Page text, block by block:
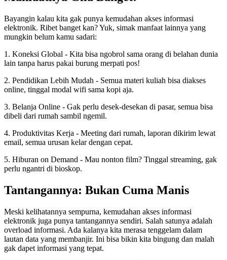
Bayangin kalau kita gak punya kemudahan akses informasi
elektronik. Ribet banget kan? Yuk, simak manfaat lainnya yang
mungkin belum kamu sadari:
1. Koneksi Global - Kita bisa ngobrol sama orang di belahan dunia
lain tanpa harus pakai burung merpati pos!
2. Pendidikan Lebih Mudah - Semua materi kuliah bisa diakses
online, tinggal modal wifi sama kopi aja.
3. Belanja Online - Gak perlu desek-desekan di pasar, semua bisa
dibeli dari rumah sambil ngemil.
4. Produktivitas Kerja - Meeting dari rumah, laporan dikirim lewat
email, semua urusan kelar dengan cepat.
5. Hiburan on Demand - Mau nonton film? Tinggal streaming, gak
perlu ngantri di bioskop.
Tantangannya: Bukan Cuma Manis
Meski kelihatannya sempurna, kemudahan akses informasi
elektronik juga punya tantangannya sendiri. Salah satunya adalah
overload informasi. Ada kalanya kita merasa tenggelam dalam
lautan data yang membanjir. Ini bisa bikin kita bingung dan malah
gak dapet informasi yang tepat.